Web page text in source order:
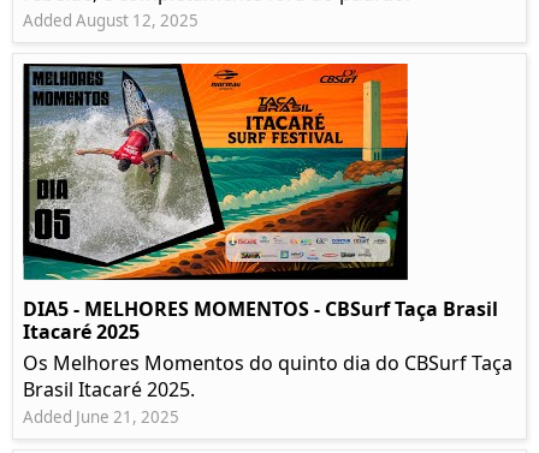
Added August 12, 2025
DIA5 - MELHORES MOMENTOS - CBSurf Taça Brasil
Itacaré 2025
Os Melhores Momentos do quinto dia do CBSurf Taça
Brasil Itacaré 2025.
Added June 21, 2025